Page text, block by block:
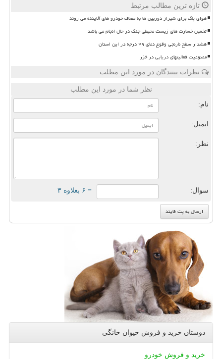
تازه ترین مطالب مرتبط
هوای پاک برای شیراز دوربین ها به مصاف خودرو های آلاینده می روند
تخمین خسارت های زیست محیطی جنگ در حال انجام می باشد
هشدار سطح نارنجی وقوع دمای ۴۹ درجه در این استان
ممنوعیت فعالیتهای دریایی در خزر
نظرات بینندگان در مورد این مطلب
نظر شما در مورد این مطلب
نام:
ایمیل:
نظر:
سوال: = ۶ بعلاوه ۳
دوستان خرید و فروش حیوان خانگی
خرید و فروش خودرو